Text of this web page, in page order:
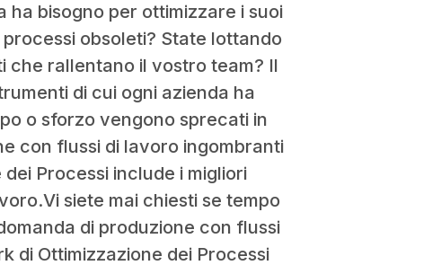
ha bisogno per ottimizzare i suoi
obsoleti? State lottando
che rallentano il vostro team? Il
di cui ogni azienda ha
o sforzo vengono sprecati in
con flussi di lavoro ingombranti
Processi include i migliori
siete mai chiesti se tempo
di produzione con flussi
di Ottimizzazione dei Processi